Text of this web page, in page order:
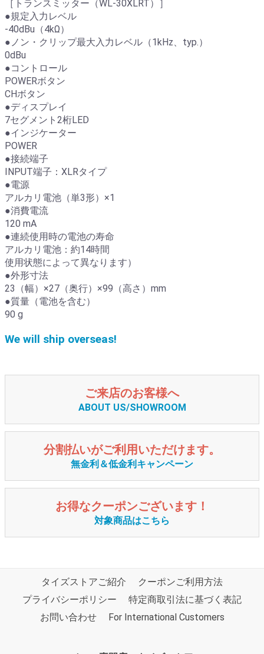
［トランスミッター（WL-30XLRT）］
●規定入力レベル
-40dBu（4kΩ）
●ノン・クリップ最大入力レベル（1kHz、typ.）
0dBu
●コントロール
POWERボタン
CHボタン
●ディスプレイ
7セグメント2桁LED
●インジケーター
POWER
●接続端子
INPUT端子：XLRタイプ
●電源
アルカリ電池（単3形）×1
●消費電流
120 mA
●連続使用時の電池の寿命
アルカリ電池：約14時間
使用状態によって異なります）
●外形寸法
23（幅）×27（奥行）×99（高さ）mm
●質量（電池を含む）
90 g
We will ship overseas!
ご来店のお客様へ
ABOUT US/SHOWROOM
分割払いがご利用いただけます。
無金利＆低金利キャンペーン
お得なクーポンございます！
対象商品はこちら
タイズストアご紹介
クーポンご利用方法
プライバシーポリシー
特定商取引法に基づく表記
お問い合わせ
For International Customers